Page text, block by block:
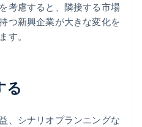
考慮すると、隣接する市場
つ新興企業が大きな変化を
す。
る
、シナリオプランニングな